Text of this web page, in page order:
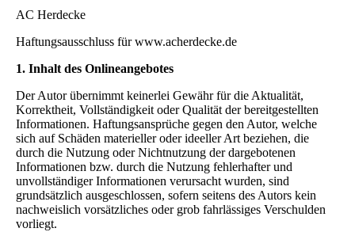
AC Herdecke
Haftungsausschluss für www.acherdecke.de
1. Inhalt des Onlineangebotes
Der Autor übernimmt keinerlei Gewähr für die Aktualität,
Korrektheit, Vollständigkeit oder Qualität der bereitgestellten
Informationen. Haftungsansprüche gegen den Autor, welche
sich auf Schäden materieller oder ideeller Art beziehen, die
durch die Nutzung oder Nichtnutzung der dargebotenen
Informationen bzw. durch die Nutzung fehlerhafter und
unvollständiger Informationen verursacht wurden, sind
grundsätzlich ausgeschlossen, sofern seitens des Autors kein
nachweislich vorsätzliches oder grob fahrlässiges Verschulden
vorliegt.